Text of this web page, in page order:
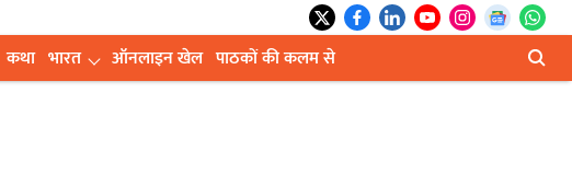
कथा भारत ऑनलाइन खेल पाठकों की कलम से